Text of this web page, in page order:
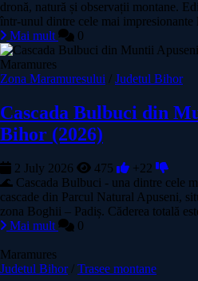
dronă, natură și observații montane.
într-unul dintre cele mai
Mai mult
0
Maramures
Zona Maramuresului / Judetul Bihor
Cascada Bulbuci din
Bihor (2026)
2 July 2026 475
+22
🌊 Cascada Bulbuci - una dintre cele
cascade din Parcul Natural Apuseni,
zona Boghii – Padiș. Căderea totală
Mai mult
0
Maramures
Judetul Bihor/ Trasee montane